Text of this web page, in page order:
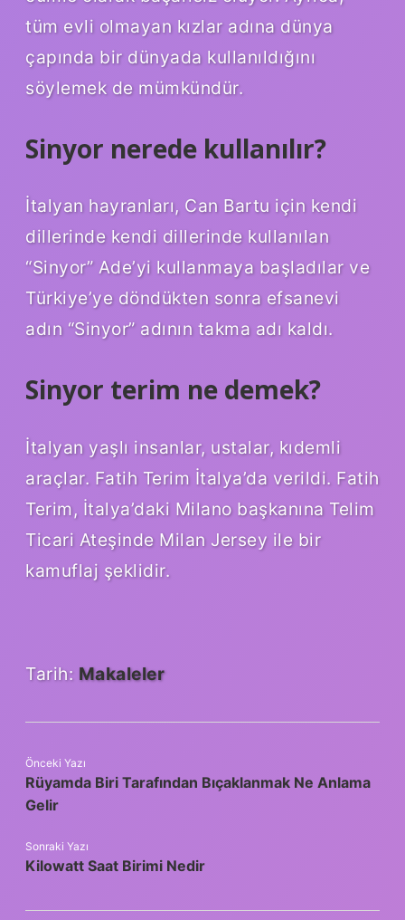
tüm evli olmayan kızlar adına dünya
çapında bir dünyada kullanıldığını
söylemek de mümkündür.
Sinyor nerede kullanılır?
İtalyan hayranları, Can Bartu için kendi
dillerinde kendi dillerinde kullanılan
“Sinyor” Ade’yi kullanmaya başladılar ve
Türkiye’ye döndükten sonra efsanevi
adın “Sinyor” adının takma adı kaldı.
Sinyor terim ne demek?
İtalyan yaşlı insanlar, ustalar, kıdemli
araçlar. Fatih Terim İtalya’da verildi. Fatih
Terim, İtalya’daki Milano başkanına Telim
Ticari Ateşinde Milan Jersey ile bir
kamuflaj şeklidir.
Tarih: Makaleler
Önceki Yazı
Rüyamda Biri Tarafından Bıçaklanmak Ne Anlama
Gelir
Sonraki Yazı
Kilowatt Saat Birimi Nedir